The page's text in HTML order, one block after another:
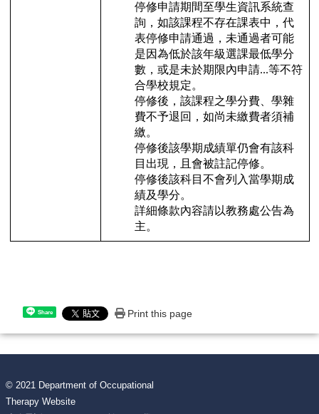
停修申請期間至學生資訊系統查
詢，如該課程不存在課表中，代
表停修申請通過，未通過者可能
是因為低於該年級選課最低學分
數，或是未於期限內申請...等不符
合學校規定。
停修後，該課程之學分費、學雜
費不予退回，如尚未繳費者須補
繳。
停修後該學期成績單仍會有該科
目出現，且會被註記停修。
停修後該科目不會列入當學期成
績及學分。
詳細條款內容請以教務處公告為
主。
Share Print this page
© 2021 Department of Occupational
Therapy Website